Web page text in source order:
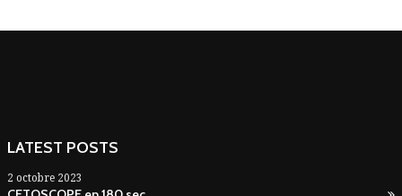
LATEST POSTS
2 octobre 2023